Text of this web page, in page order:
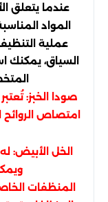
عندما يتعلق
المواد
عملية
السياق، يمكنك
صودا الخبز:
امتصاص
الخل الأبيض:
المنظفات